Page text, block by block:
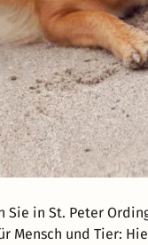
Sie in St. Peter
Mensch und Tier: